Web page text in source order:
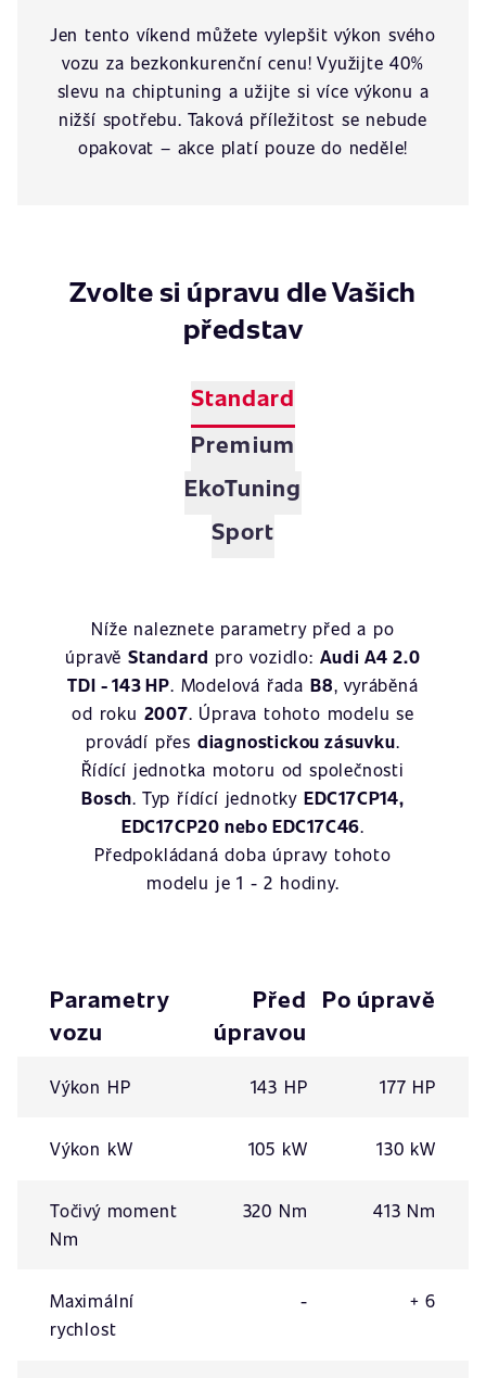
Jen tento víkend můžete vylepšit výkon svého
vozu za bezkonkurenční cenu! Využijte 40%
slevu na chiptuning a užijte si více výkonu a
nižší spotřebu. Taková příležitost se nebude
opakovat – akce platí pouze do neděle!
Zvolte si úpravu dle Vašich
představ
Standard
Premium
EkoTuning
Sport
Níže naleznete parametry před a po
úpravěStandard pro vozidlo: Audi A4 2.0
TDI - 143 HP. Modelová řada B8, vyráběná
od roku 2007. Úprava tohoto modelu se
provádí přes diagnostickou zásuvku.
Řídící jednotka motoru od společnosti
Bosch. Typ řídící jednotky EDC17CP14,
EDC17CP20 nebo EDC17C46.
Předpokládaná doba úpravy tohoto
modelu je 1 - 2 hodiny.
Parametry
vozu
Před
úpravou
Po úpravě
Výkon HP 143 HP 177 HP
Výkon kW 105 kW 130 kW
Točivý moment
Nm
320 Nm 413 Nm
Maximální
rychlost
- + 6